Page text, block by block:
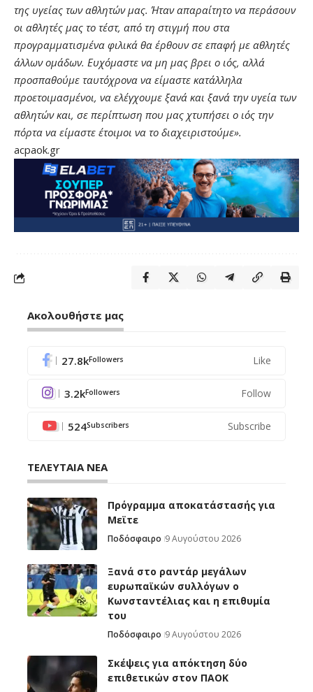
της υγείας των αθλητών μας. Ήταν απαραίτητο να περάσουν
οι αθλητές μας το τέστ, από τη στιγμή που στα
προγραμματισμένα φιλικά θα έρθουν σε επαφή με αθλητές
άλλων ομάδων. Ευχόμαστε να μη μας βρει ο ιός, αλλά
προσπαθούμε ταυτόχρονα να είμαστε κατάλληλα
προετοιμασμένοι, να ελέγχουμε ξανά και ξανά την υγεία των
αθλητών και, σε περίπτωση που μας χτυπήσει ο ιός την
πόρτα να είμαστε έτοιμοι να το διαχειριστούμε».
acpaok.gr
Ακολουθήστε μας
27.8kFollowers Like
3.2kFollowers Follow
524Subscribers Subscribe
ΤΕΛΕΥΤΑΙΑ ΝΕΑ
Πρόγραμμα αποκατάστασής για
Μεϊτε
Ποδόσφαιρο 9 Αυγούστου 2026
Ξανά στο ραντάρ μεγάλων
ευρωπαϊκών συλλόγων ο
Κωνσταντέλιας και η επιθυμία
του
Ποδόσφαιρο 9 Αυγούστου 2026
Σκέψεις για απόκτηση δύο
επιθετικών στον ΠΑΟΚ